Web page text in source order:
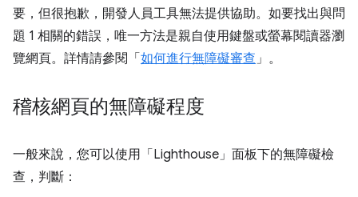
要，但很抱歉，開發人員工具無法提供協助。如要找出與問
題 1 相關的錯誤，唯一方法是親自使用鍵盤或螢幕閱讀器瀏
覽網頁。詳情請參閱「 如何進行無障礙審查」。
稽核網頁的無障礙程度
一般來說，您可以使用「Lighthouse」 面板下的無障礙檢
查，判斷：